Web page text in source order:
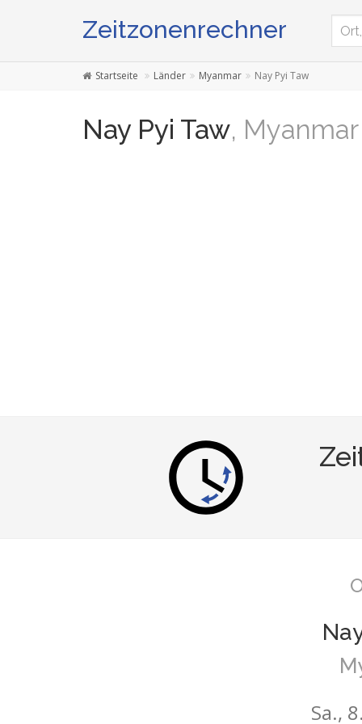
Zeitzonenrechner
Startseite Länder Myanmar Nay Pyi Taw
Nay Pyi Taw, Myanmar
Sa.,